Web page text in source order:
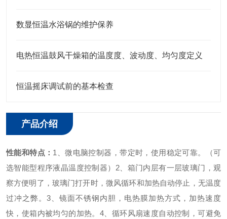
数显恒温水浴锅的维护保养
电热恒温鼓风干燥箱的温度度、波动度、均匀度定义
恒温摇床调试前的基本检查
产品介绍
性能和特点： 1、微电脑控制器，带定时，使用稳定可靠。（可
选智能型程序液晶温度控制器） 2、箱门内层有一层玻璃门，观
察方便明了，玻璃门打开时，微风循环和加热自动停止，无温度
过冲之弊。 3、镜面不锈钢内胆，电热膜加热方式，加热速度
快，使箱内被均匀的加热。 4、循环风扇速度自动控制，可避免